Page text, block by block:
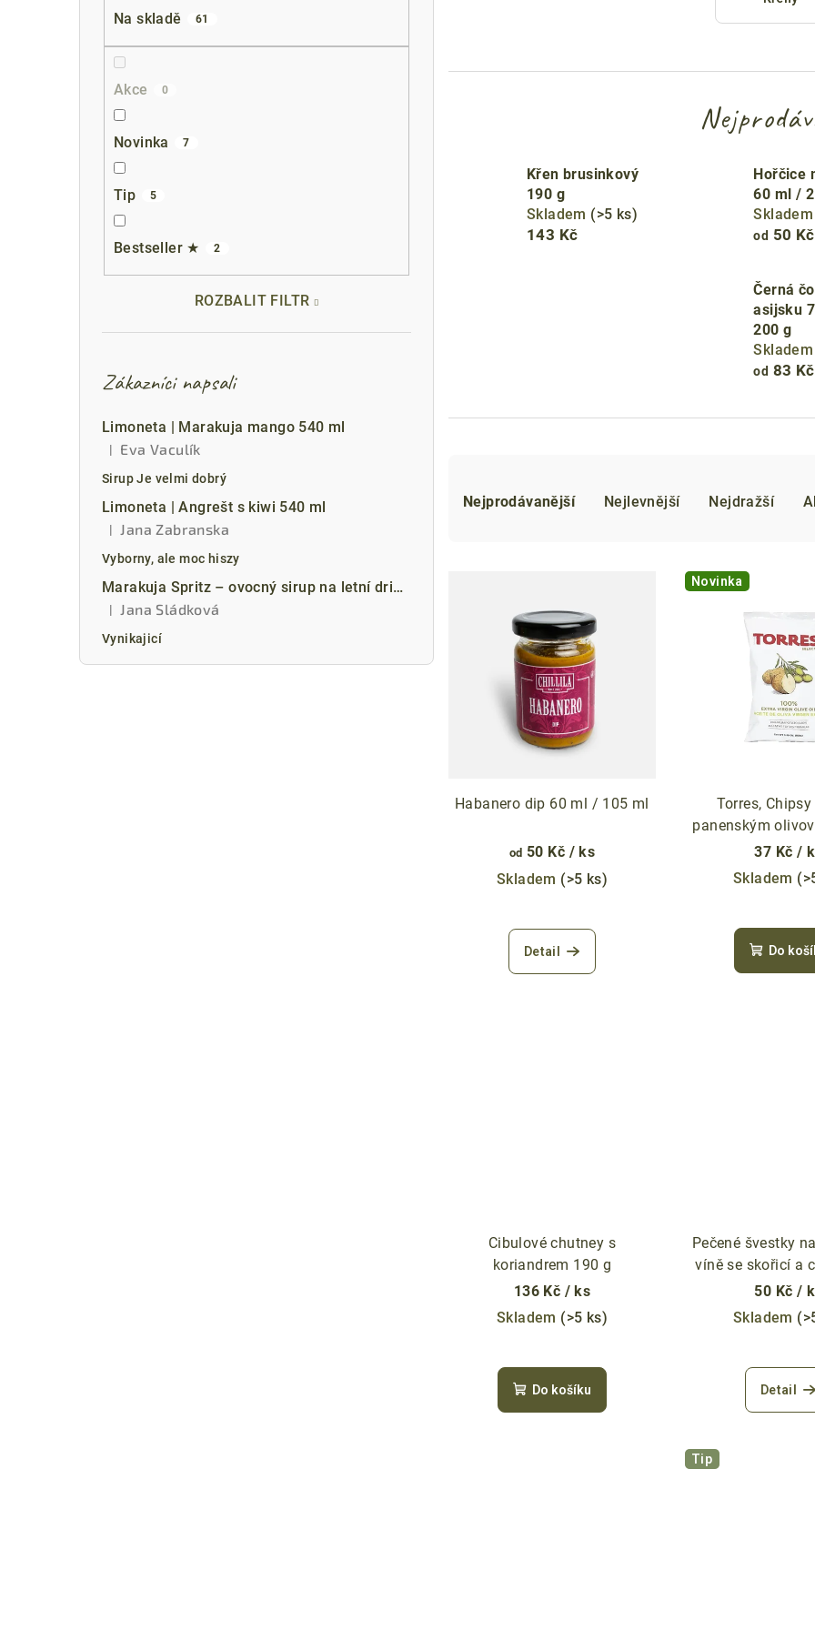
Na skladě 61
Akce 0
Novinka 7
Tip 5
Bestseller ★ 2
ROZBALIT FILTR
Zákazníci napsali
Limoneta | Marakuja mango 540 ml
Hodnocení produktu je 5 z 5 hvězdiček.
| Eva Vaculík
Sirup Je velmi dobrý
Limoneta | Angrešt s kiwi 540 ml
Hodnocení produktu je 5 z 5 hvězdiček.
| Jana Zabranska
Vyborny, ale moc hiszy
Marakuja Spritz – ovocný sirup na letní drink 540 ml
Hodnocení produktu je 5 z 5 hvězdiček.
| Jana Sládková
Vynikajicí
Křen brusinkový
190 g
Skladem (>5 ks)
143 Kč
Hořčice
60 ml /
od 50 Kč
Černá
asijsku
200 g
od 83 Kč
d
Nejprodávanější Nejlevnější Nejdražší
oHabanero dip 60 ml / 105 ml
od 50 Kč / ks
Skladem (>5 ks)
Detail
Novinka
Torres,
panenským
40g
37 Kč /
Skladem
Do
Cibulové chutney s
koriandrem 190 g
136 Kč / ks
Skladem (>5 ks)
Do košíku
Pečené švestky
víně se skořicí a
50 Kč /
Skladem
Detail
Tip